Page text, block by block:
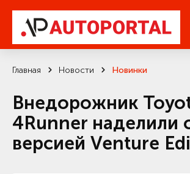
Главная Новости Новинки
Внедорожник
4Runner наделили
версией Venture